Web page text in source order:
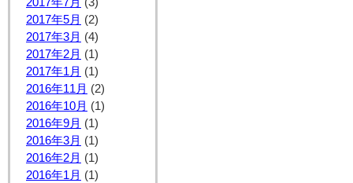
2017年7月 (3)
2017年5月 (2)
2017年3月 (4)
2017年2月 (1)
2017年1月 (1)
2016年11月 (2)
2016年10月 (1)
2016年9月 (1)
2016年3月 (1)
2016年2月 (1)
2016年1月 (1)